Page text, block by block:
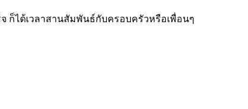
ก็ได้เวลาสานสัมพันธ์กับครอบครัวหรือเพื่อนๆ